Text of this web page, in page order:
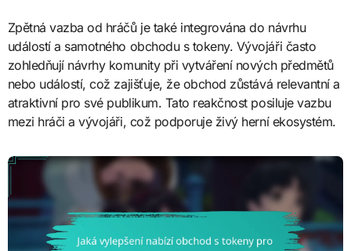
Zpětná vazba od hráčů je také integrována do návrhu
událostí a samotného obchodu s tokeny. Vývojáři často
zohledňují návrhy komunity při vytváření nových předmětů
nebo událostí, což zajišťuje, že obchod zůstává relevantní a
atraktivní pro své publikum. Tato reakčnost posiluje vazbu
mezi hráči a vývojáři, což podporuje živý herní ekosystém.